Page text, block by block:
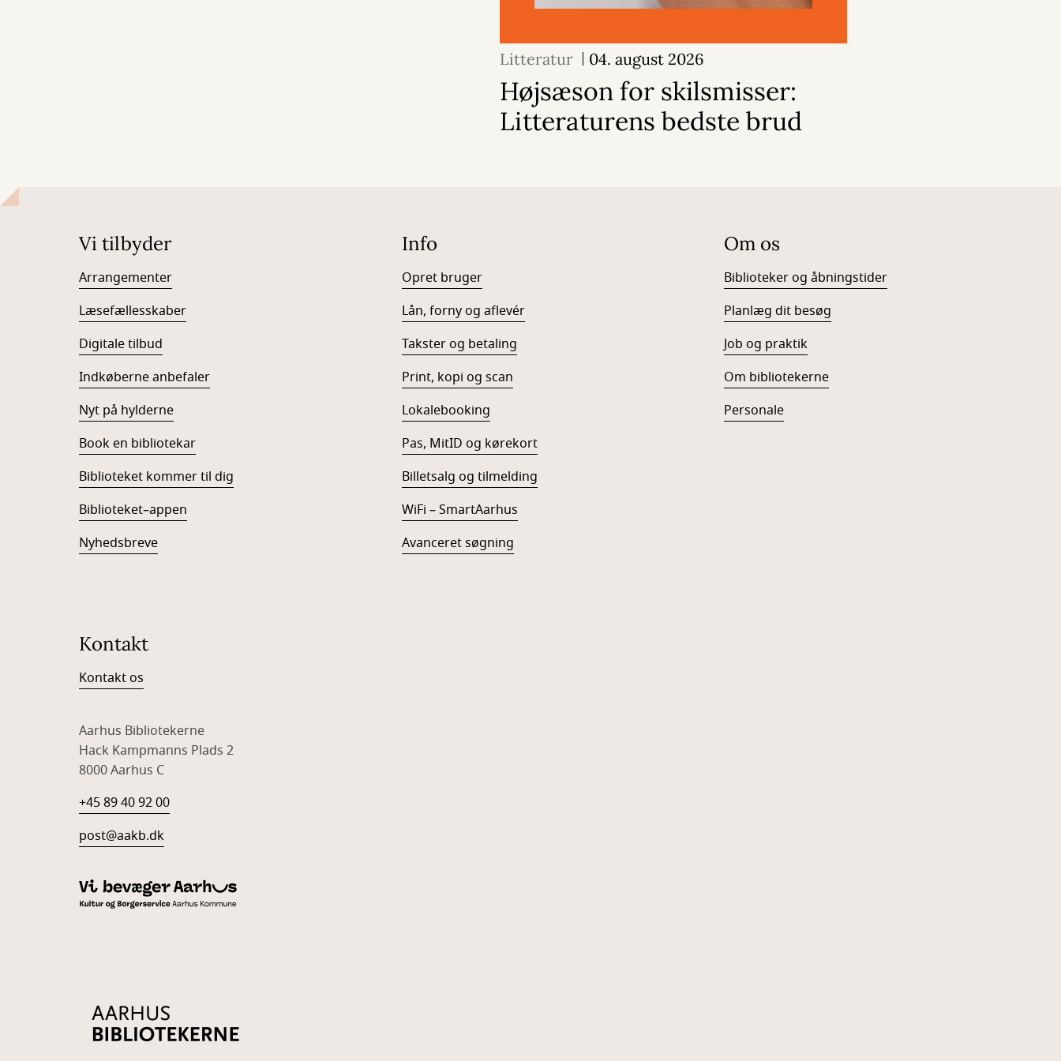
Litteratur 04. august 2026
Højsæson for skilsmisser:
Litteraturens bedste brud
Vi tilbyder
Arrangementer
Læsefællesskaber
Digitale tilbud
Indkøberne anbefaler
Nyt på hylderne
Book en bibliotekar
Biblioteket kommer til dig
Biblioteket–appen
Nyhedsbreve
Info
Opret bruger
Lån, forny og aflevér
Takster og betaling
Print, kopi og scan
Lokalebooking
Pas, MitID og kørekort
Billetsalg og tilmelding
WiFi – SmartAarhus
Avanceret søgning
Om os
Biblioteker og åbningstider
Planlæg dit besøg
Job og praktik
Om bibliotekerne
Personale
Kontakt
Kontakt os
Aarhus Bibliotekerne
Hack Kampmanns Plads 2
8000 Aarhus C
+45 89 40 92 00
post@aakb.dk